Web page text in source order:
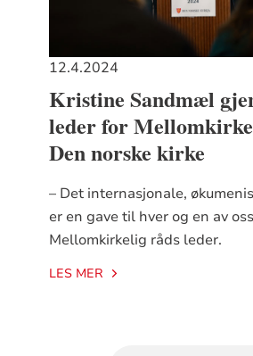
12.4.2024
Kristine Sandmæl
leder for
Den norske kirke
– Det internasjonale,
er en gave til hver og en av
Mellomkirkelig råds leder.
LES MER